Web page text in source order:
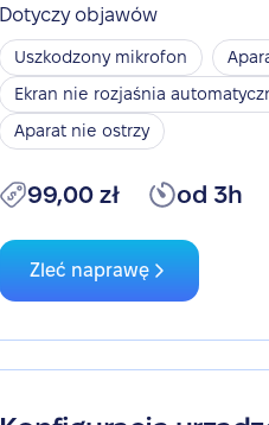
Dotyczy objawów
Uszkodzony mikrofon
Ekran nie rozjaśnia
Aparat nie ostrzy
99,00 zł od 3h
Zleć naprawę